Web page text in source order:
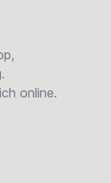
online.